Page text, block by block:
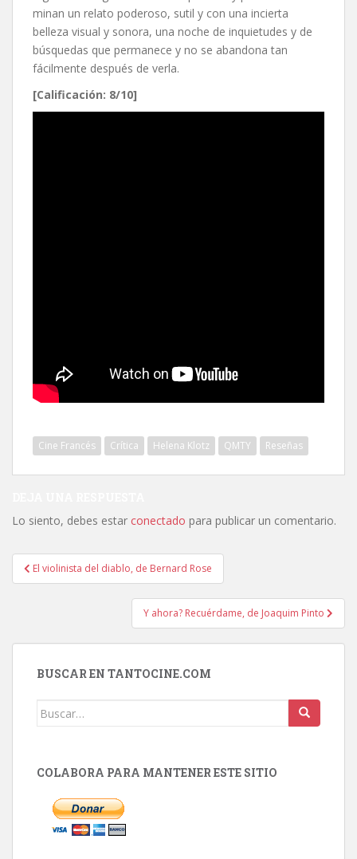
minan un relato poderoso, sutil y con una incierta
belleza visual y sonora, una noche de inquietudes y de
búsquedas que permanece y no se abandona tan
fácilmente después de verla.
[Calificación: 8/10]
Cine Francés Crítica Helena Klotz QMTY Reseñas
Lo siento, debes estar conectado para publicar un comentario.
Navegación
de
El violinista del diablo, de Bernard Rose
Y ahora? Recuérdame, de Joaquim Pinto
BUSCAR EN TANTOCINE.COM
Buscar:
COLABORA PARA MANTENER ESTE SITIO